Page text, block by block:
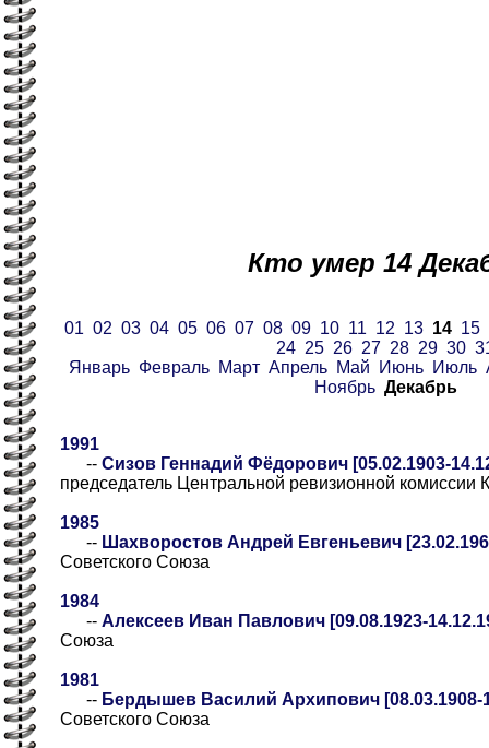
Кто умер 14
01 02 03 04 05 06 07 08 09 10 11 12 13 14 15
24 25 26 27 28 29 30
Январь Февраль Март Апрель Май Июнь Июль
Ноябрь Декабрь
1991
-- Сизов Геннадий Фёдорович [05.02.1903-
председатель Центральной ревизионной
1985
-- Шахворостов Андрей Евгеньевич
Советского Союза
1984
-- Алексеев Иван Павлович [09.08.1923-
Союза
1981
-- Бердышев Василий Архипович [08.03.1908-
Советского Союза